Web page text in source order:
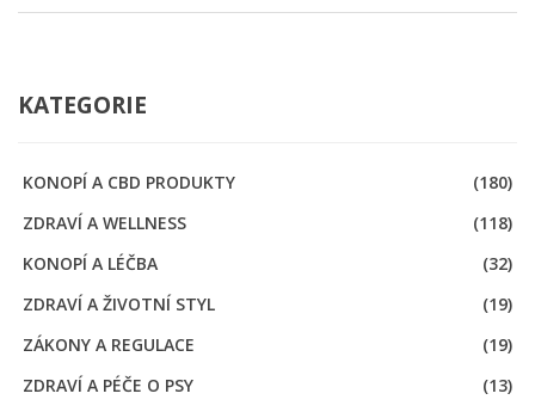
KATEGORIE
KONOPÍ A CBD PRODUKTY
(180)
ZDRAVÍ A WELLNESS
(118)
KONOPÍ A LÉČBA
(32)
ZDRAVÍ A ŽIVOTNÍ STYL
(19)
ZÁKONY A REGULACE
(19)
ZDRAVÍ A PÉČE O PSY
(13)